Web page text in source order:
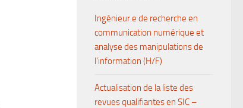
Ingénieur.e de recherche en
communication numérique et
analyse des manipulations de
l’information (H/F)
Actualisation de la liste des
revues qualifiantes en SIC –